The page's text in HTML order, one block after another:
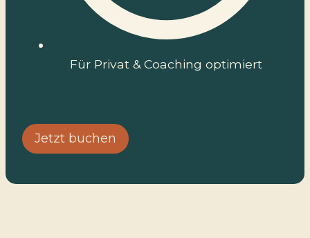
Für Privat & Coaching optimiert
Jetzt buchen